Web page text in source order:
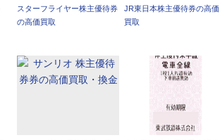
スターフライヤー株主優待券
の高価買取
JR東日本株主優待券の高価
買取